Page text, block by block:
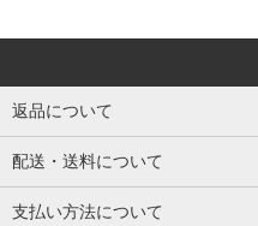
返品について
配送・送料について
支払い方法について